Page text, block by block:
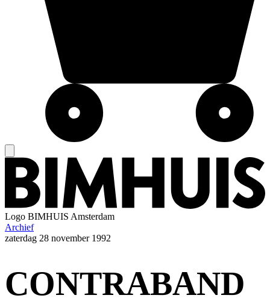
Logo BIMHUIS Amsterdam
Archief
zaterdag 28 november 1992
CONTRABAND